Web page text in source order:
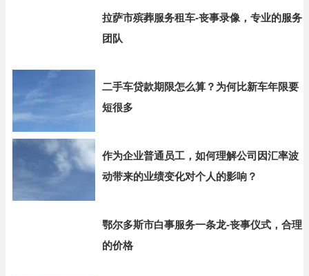
拉萨市殡葬服务租车-丧事录像，专业的服务
团队
二手车贷款期限怎么算？为何比新车年限要
短很多
作为企业普通员工，如何理解公司因汇率波
动带来的业绩变化对个人的影响？
鄂尔多斯市白事服务一条龙-丧事仪式，合理
的价格